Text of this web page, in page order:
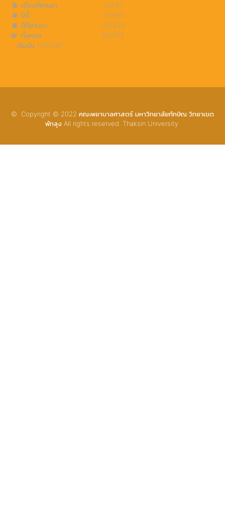
เดือนที่ผ่านมา
23592
ปีนี้
179881
ปีที่ผ่านมา
287844
ทั้งหมด
592175
เริ่มนับ 14/03/67
© Copyright © 2022 คณะพยาบาลศาสตร์ มหาวิทยาลัยทักษิณ วิทยาเขต
พัทลุง All rights reserved. Thaksin University